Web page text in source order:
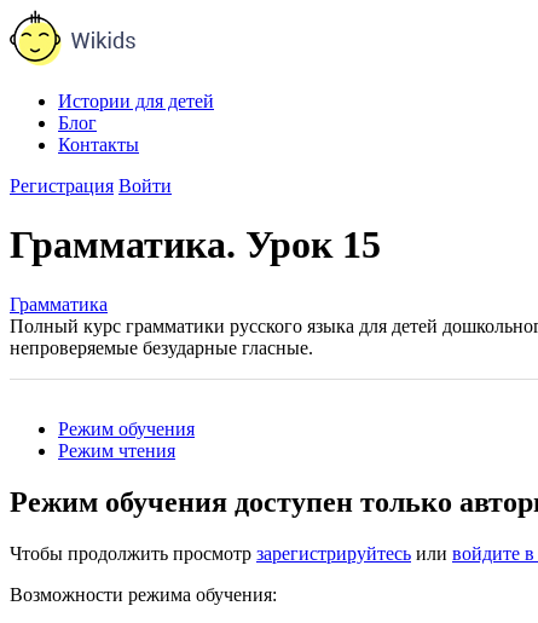
Истории для детей
Блог
Контакты
Регистрация Войти
Грамматика. Урок 15
Грамматика
Полный курс грамматики русского языка для детей
непроверяемые безударные гласные.
Режим обучения
Режим чтения
Режим обучения доступен только
Чтобы продолжить просмотр зарегистрируйтесь или войдите в
Возможности режима обучения: